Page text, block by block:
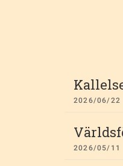
2026/06/22
2026/05/11